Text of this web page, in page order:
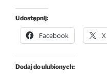
Udostępnij:
Facebook X
Dodaj do ulubionych: